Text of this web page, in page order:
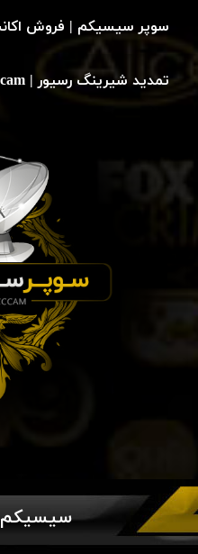
سیسیکم
سوپر سیسیکم | فروش
تمدید شیرینگ رسیور | cccam